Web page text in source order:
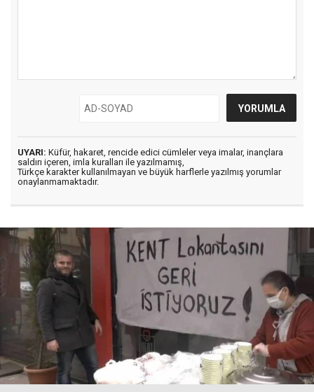
UYARI: Küfür, hakaret, rencide edici cümleler veya imalar, inançlara
saldırı içeren, imla kuralları ile yazılmamış,
Türkçe karakter kullanılmayan ve büyük harflerle yazılmış yorumlar
onaylanmamaktadır.